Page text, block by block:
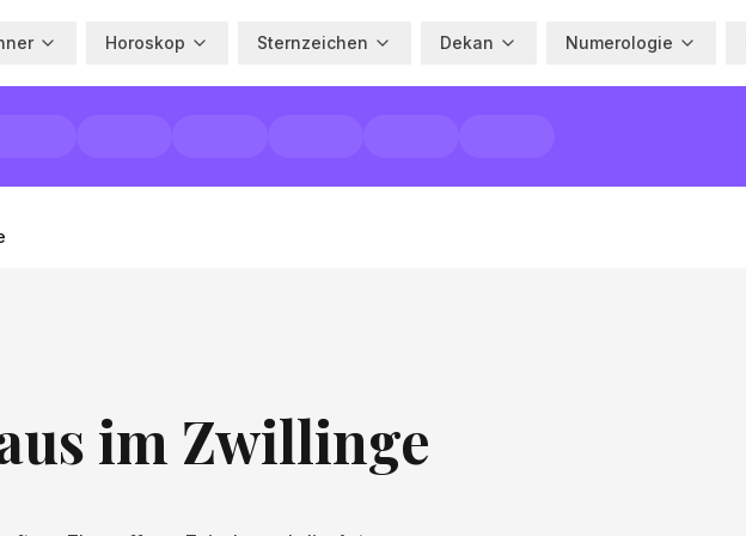
Horoskop Sternzeichen Dekan Numerologie
im Zwillinge